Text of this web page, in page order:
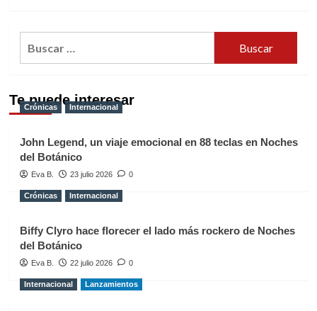
Te puede interesar
Crónicas Internacional
John Legend, un viaje emocional en 88 teclas en Noches
del Botánico
Eva B. 23 julio 2026 0
Crónicas Internacional
Biffy Clyro hace florecer el lado más rockero de Noches
del Botánico
Eva B. 22 julio 2026 0
Internacional Lanzamientos